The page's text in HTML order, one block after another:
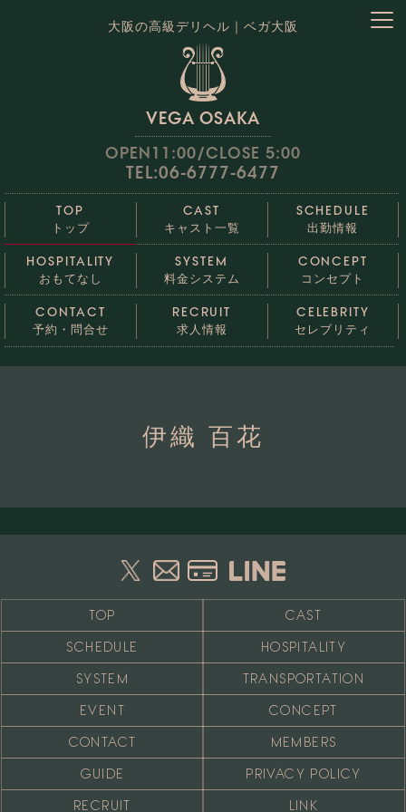
大阪の高級デリヘル｜ベガ大阪
VEGA OSAKA
OPEN11:00/CLOSE 5:00
TEL:06-6777-6477
TOP
トップ
CAST
キャスト一覧
SCHEDULE
出勤情報
HOSPITALITY
おもてなし
SYSTEM
料金システム
CONCEPT
コンセプト
CONTACT
予約・問合せ
RECRUIT
求人情報
CELEBRITY
セレブリティ
伊織 百花
TOP
CAST
SCHEDULE
HOSPITALITY
SYSTEM
TRANSPORTATION
EVENT
CONCEPT
CONTACT
MEMBERS
GUIDE
PRIVACY POLICY
RECRUIT
LINK